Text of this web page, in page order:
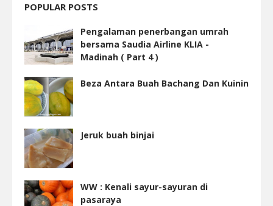
POPULAR POSTS
Pengalaman penerbangan umrah
bersama Saudia Airline KLIA -
Madinah ( Part 4 )
Beza Antara Buah Bachang Dan Kuinin
Jeruk buah binjai
WW : Kenali sayur-sayuran di
pasaraya